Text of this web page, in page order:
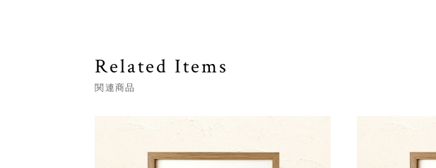
Related Items
関連商品